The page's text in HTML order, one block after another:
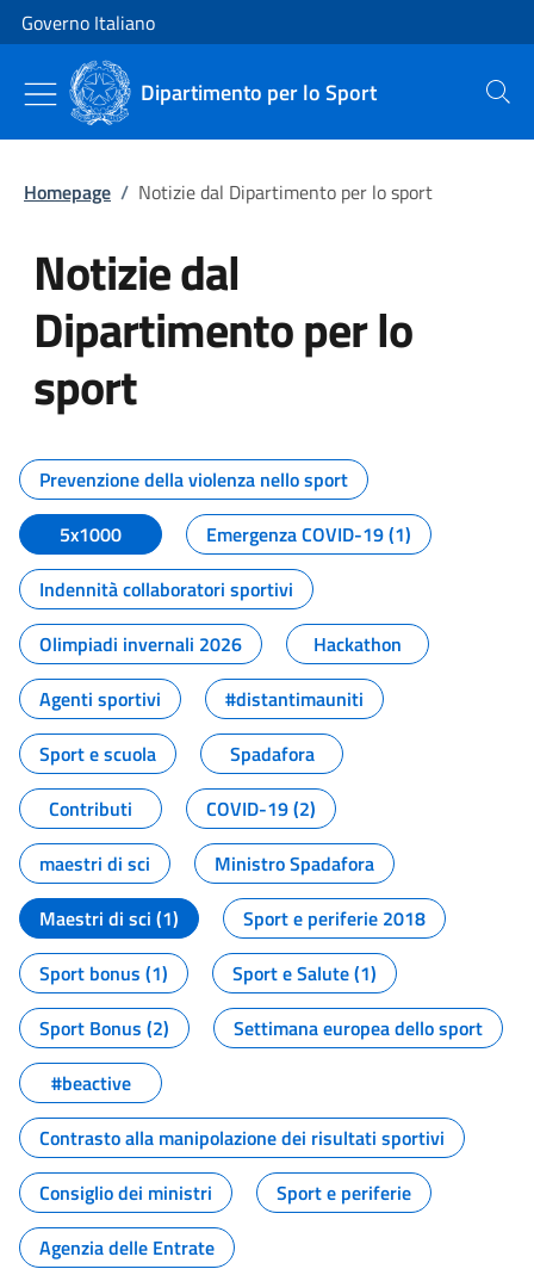
Vai al contenuto
Vai alla navigazione del sito
Governo Italiano
Dipartimento per lo Sport Cerca
Homepage / Notizie dal Dipartimento per lo sport
Notizie dal
Dipartimento per lo
sport
Tutti i contenuti della pagina
Prevenzione della violenza nello sport
5x1000
Emergenza COVID-19 (1)
Indennità collaboratori sportivi
Olimpiadi invernali 2026
Hackathon
Agenti sportivi
#distantimauniti
Sport e scuola
Spadafora
Contributi
COVID-19 (2)
maestri di sci
Ministro Spadafora
Maestri di sci (1)
Sport e periferie 2018
Sport bonus (1)
Sport e Salute (1)
Sport Bonus (2)
Settimana europea dello sport
#beactive
Contrasto alla manipolazione dei risultati sportivi
Consiglio dei ministri
Sport e periferie
Agenzia delle Entrate